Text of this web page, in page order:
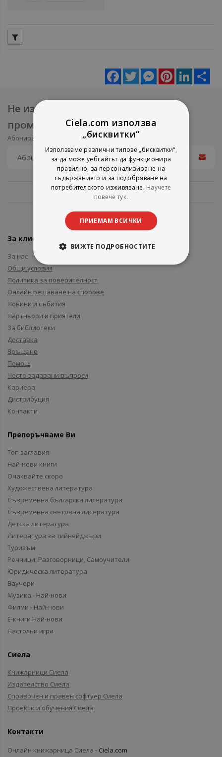
Facebook
Twitter MessengerPinterestLinkedIn
Не изпускайте нови продукти и
промоции
Абонирайте се за нашия e-mail бюлетин
За клиенти
За нас
Общи условия
Политика за поверителност
Онлайн решаване на спорове
Новини и събития
Партньори и приятели
За библиотеки
Доставка
Връщане
Помощ
Често задавани въпроси
Кариера
Дистрибуция
Контакти
Препоръчваме Ви
Топ заглавия
Най-нови книги
Очаквайте скоро
Художествена литература
Съвременна българска литература
Съвременна световна литература
Детска литература
Литература за тийнейджъри
Туризъм
Речници, Разговорници, Самоучители
Юридическа литература
Ваучери
Музика - Най-нови
Филми - Най-нови
Е-книги Най-нови
Настолни игри
Сиела
Книжарници Сиела
Издателство Сиела
Справочен и правен софтуер Сиела
Проекти и обучения Сиела
Контакти
Онлайн книжарница Сиела - Ciela.com
Ciela.com използва
„бисквитки“
Използваме различни типове „бисквитки“,
за да може уебсайтът да функционира
правилно, за персонализиране на
съдържанието и за подобряване на
потребителското изживяване. Научете
повече тук.
ПРИЕМАМ ВСИЧКИ
ВИЖТЕ ПОДРОБНОСТИТЕ